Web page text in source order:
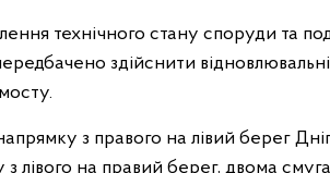
технічного стану споруди та
здійснити
з правого на лівий берег
лівого на правий берег, двома